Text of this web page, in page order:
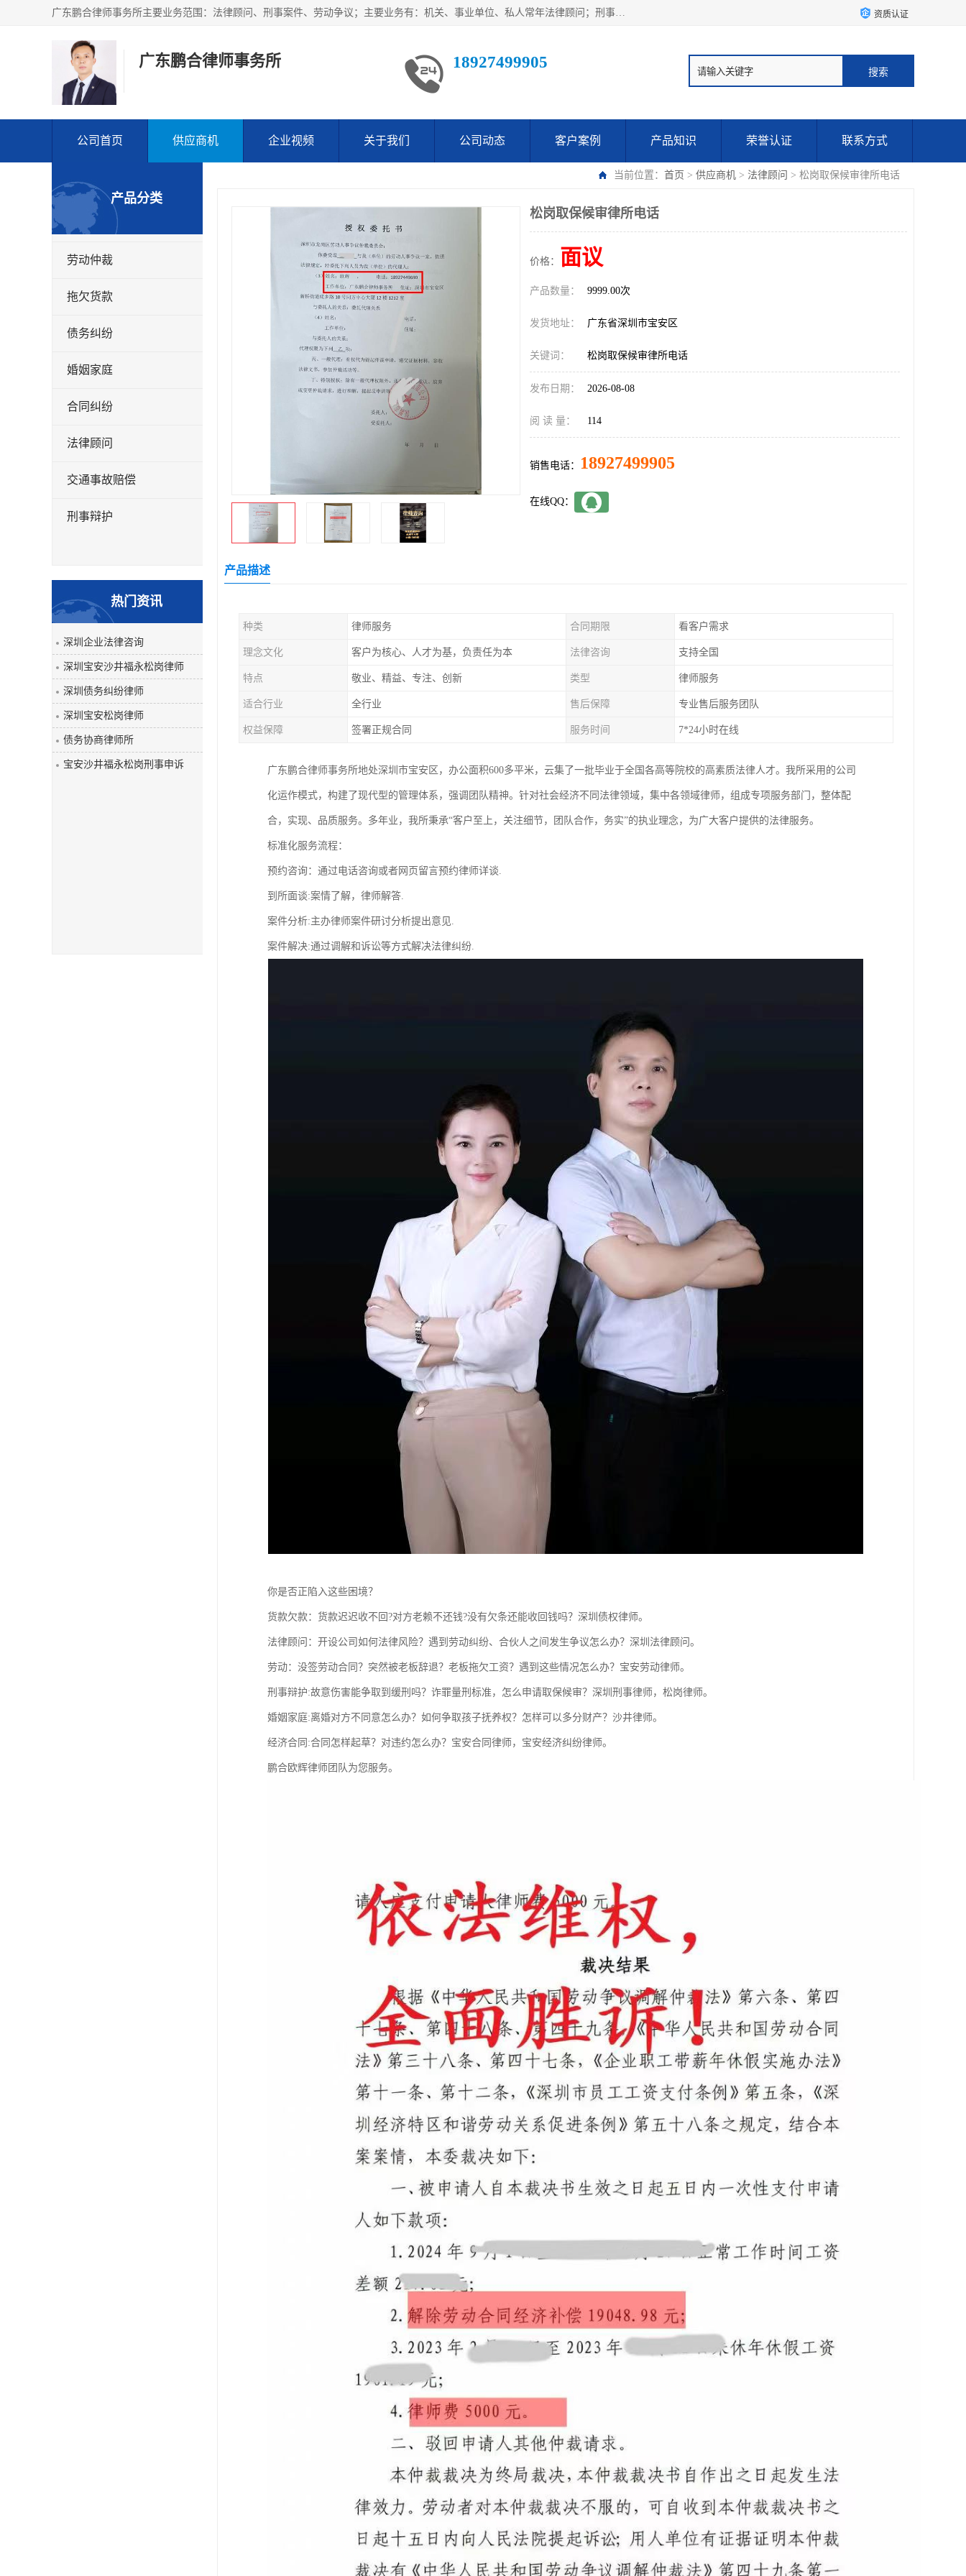
广东鹏合律师事务所主要业务范围：法律顾问、刑事案件、劳动争议；主要业务有：机关、事业单位、私人常年法律顾问；刑事案件辩护、案件代理、犯罪辩护、取保候审等法律事务；以及劳动合同、工伤、工资、辞退、开除等劳动法律事务；多年来，欧辉律师团队一直秉承“以信为本，以法为业”的执业理念，用自己的专业所长为当事人提供优质法律服务，深得当事人的一致好评及信赖。 资质认证
广东鹏合律师事务所 18927499905
公司首页 供应商机 企业视频 关于我们 公司动态 客户案例 产品知识 荣誉认证 联系方式
当前位置： 首页 > 供应商机 > 法律顾问 > 松岗取保候审律所电话
产品分类
劳动仲裁
拖欠货款
债务纠纷
婚姻家庭
合同纠纷
法律顾问
交通事故赔偿
刑事辩护
热门资讯
深圳企业法律咨询
深圳宝安沙井福永松岗律师
深圳债务纠纷律师
深圳宝安松岗律师
债务协商律师所
宝安沙井福永松岗刑事申诉
松岗取保候审律所电话
价格： 面议
产品数量： 9999.00次
发货地址： 广东省深圳市宝安区
关键词： 松岗取保候审律所电话
发布日期： 2026-08-08
阅 读 量： 114
销售电话： 18927499905
在线QQ：
产品描述
种类 律师服务 合同期限 看客户需求
理念文化 客户为核心、人才为基，负责任为本 法律咨询 支持全国
特点 敬业、精益、专注、创新 类型 律师服务
适合行业 全行业 售后保障 专业售后服务团队
权益保障 签署正规合同 服务时间 7*24小时在线
广东鹏合律师事务所地处深圳市宝安区，办公面积600多平米，云集了一批毕业于全国各高等院校的高素质法律人才。我所采用的公司
化运作模式，构建了现代型的管理体系，强调团队精神。针对社会经济不同法律领域，集中各领域律师，组成专项服务部门，整体配
合，实现、品质服务。多年业，我所秉承“客户至上，关注细节，团队合作，务实”的执业理念，为广大客户提供的法律服务。
标准化服务流程：
预约咨询：通过电话咨询或者网页留言预约律师详谈.
到所面谈:案情了解，律师解答.
案件分析:主办律师案件研讨分析提出意见.
案件解决:通过调解和诉讼等方式解决法律纠纷.
你是否正陷入这些困境？
货款欠款：货款迟迟收不回?对方老赖不还钱?没有欠条还能收回钱吗？深圳债权律师。
法律顾问：开设公司如何法律风险？遇到劳动纠纷、合伙人之间发生争议怎么办？深圳法律顾问。
劳动：没签劳动合同？突然被老板辞退？老板拖欠工资？遇到这些情况怎么办？宝安劳动律师。
刑事辩护:故意伤害能争取到缓刑吗？诈罪量刑标准，怎么申请取保候审？深圳刑事律师，松岗律师。
婚姻家庭:离婚对方不同意怎么办？如何争取孩子抚养权？怎样可以多分财产？沙井律师。
经济合同:合同怎样起草？对违约怎么办？宝安合同律师，宝安经济纠纷律师。
鹏合欧辉律师团队为您服务。